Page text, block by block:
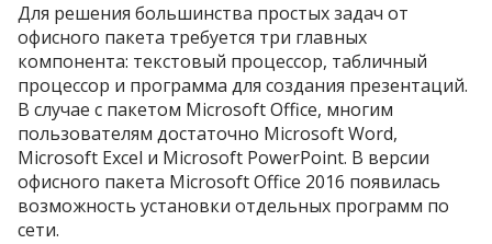
Для решения большинства простых задач от
офисного пакета требуется три главных
компонента: текстовый процессор, табличный
процессор и программа для создания презентаций.
В случае с пакетом Microsoft Office, многим
пользователям достаточно Microsoft Word,
Microsoft Excel и Microsoft PowerPoint. В версии
офисного пакета Microsoft Office 2016 появилась
возможность установки отдельных программ по
сети.